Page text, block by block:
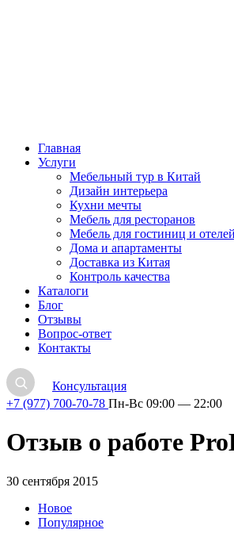
Главная
Услуги
Мебельный тур в Китай
Дизайн интерьера
Кухни мечты
Мебель для ресторанов
Мебель для гостиниц и отелей
Дома и апартаменты
Доставка из Китая
Контроль качества
Каталоги
Блог
Отзывы
Вопрос-ответ
Контакты
Консультация
+7 (977) 700-70-78 Пн-Вс 09:00 — 22:00
Отзыв о работе
30 сентября 2015
Новое
Популярное